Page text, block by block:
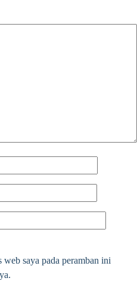
web saya pada peramban ini